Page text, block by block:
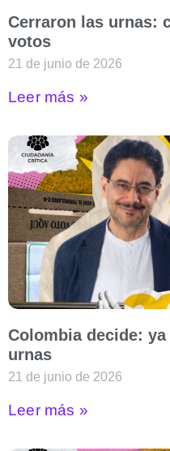
Cerraron las urnas:
votos
21 de junio de 2026
Leer más »
Colombia decide:
urnas
21 de junio de 2026
Leer más »